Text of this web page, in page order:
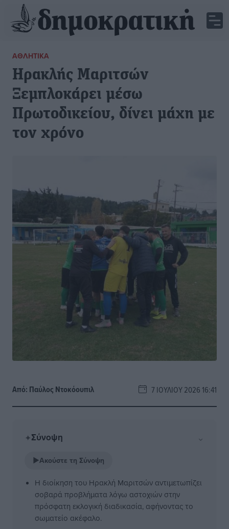
ΑΘΛΗΤΙΚΆ
Ηρακλής Μαριτσών
Ξεμπλοκάρει μέσω
Πρωτοδικείου, δίνει μάχη με
τον χρόνο
Από: Παύλος Nτοκόουπιλ 7 ΙΟΥΛΊΟΥ 2026 16:41
✦Σύνοψη ⌄
▶Ακούστε τη Σύνοψη
Η διοίκηση του Ηρακλή Μαριτσών αντιμετωπίζει
σοβαρά προβλήματα λόγω αστοχιών στην
πρόσφατη εκλογική διαδικασία, αφήνοντας το
σωματείο ακέφαλο.